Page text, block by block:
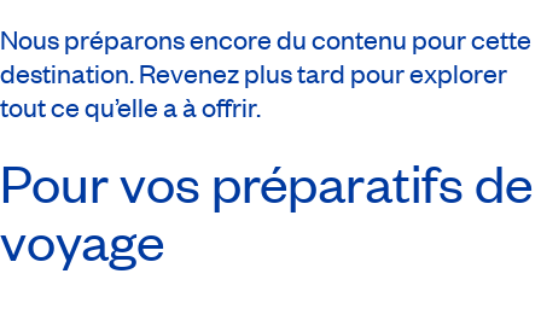
Nous préparons encore du contenu pour cette
destination. Revenez plus tard pour explorer
tout ce qu’elle a à offrir.
Pour vos préparatifs de
voyage